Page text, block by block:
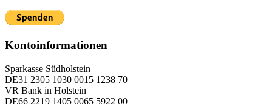
Kontoinformationen
Sparkasse Südholstein
DE31 2305 1030 0015 1238 70
VR Bank in Holstein
DE66 2219 1405 0065 5922 00